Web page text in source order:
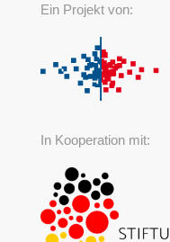
Ein Projekt von:
In Kooperation mit: